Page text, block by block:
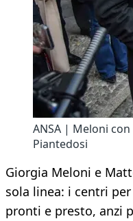
ANSA | Meloni
Piantedosi
Giorgia Meloni e
sola linea: i centri
pronti e presto, anzi